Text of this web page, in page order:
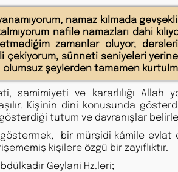
namaz kılmada
nafile namazları dahi
zamanlar oluyor,
çekiyorum, sünneti seniyeleri
şeylerden tamamen
samimiyeti ve kararlılığı Allah
Kişinin dini konusunda
tutum ve davranışlar
göstermek, bir mürşidi kâmile
kişilere özgü bir zayıflıktır.
Geylani Hz.leri;